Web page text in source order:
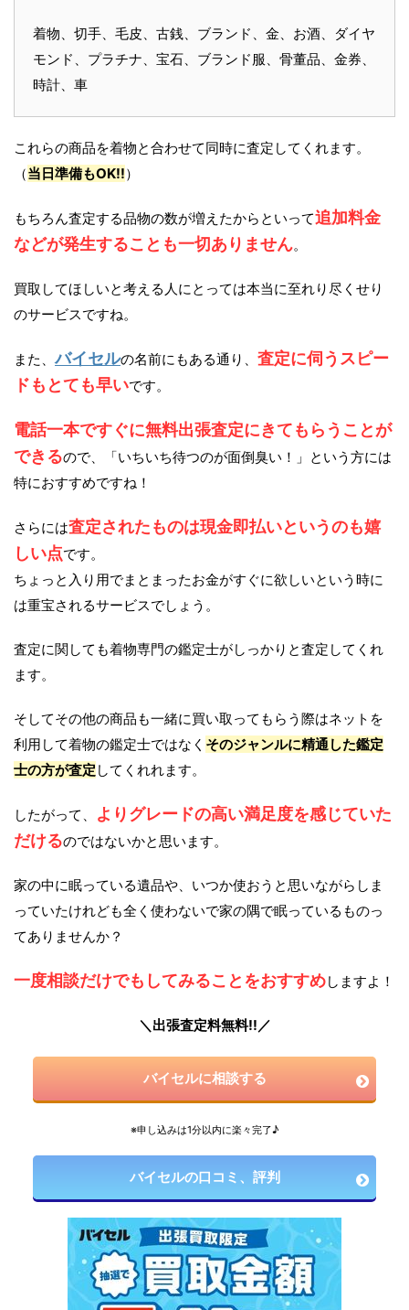
着物、切手、毛皮、古銭、ブランド、金、お酒、ダイヤ
モンド、プラチナ、宝石、ブランド服、骨董品、金券、
時計、車
これらの商品を着物と合わせて同時に査定してくれます。
（当日準備もOK!!）
もちろん査定する品物の数が増えたからといって追加料金
などが発生することも一切ありません。
買取してほしいと考える人にとっては本当に至れり尽くせり
のサービスですね。
また、バイセルの名前にもある通り、 査定に伺うスピー
ドもとても早いです。
電話一本ですぐに無料出張査定にきてもらうことが
できるので、「いちいち待つのが面倒臭い！」という方には
特におすすめですね！
さらには査定されたものは現金即払いというのも嬉
しい点です。
ちょっと入り用でまとまったお金がすぐに欲しいという時に
は重宝されるサービスでしょう。
査定に関しても着物専門の鑑定士がしっかりと査定してくれ
ます。
そしてその他の商品も一緒に買い取ってもらう際はネットを
利用して着物の鑑定士ではなく そのジャンルに精通した鑑定
士の方が査定 してくれれます。
したがって、
よりグレードの高い満足度を感じていた
だけるのではないかと思います。
家の中に眠っている遺品や、いつか使おうと思いながらしま
っていたけれども全く使わないで家の隅で眠っているものっ
てありませんか？
一度相談だけでもしてみることをおすすめしますよ！
＼出張査定料無料!!／
バイセルに相談する
※申し込みは1分以内に楽々完了♪
バイセルの口コミ、評判